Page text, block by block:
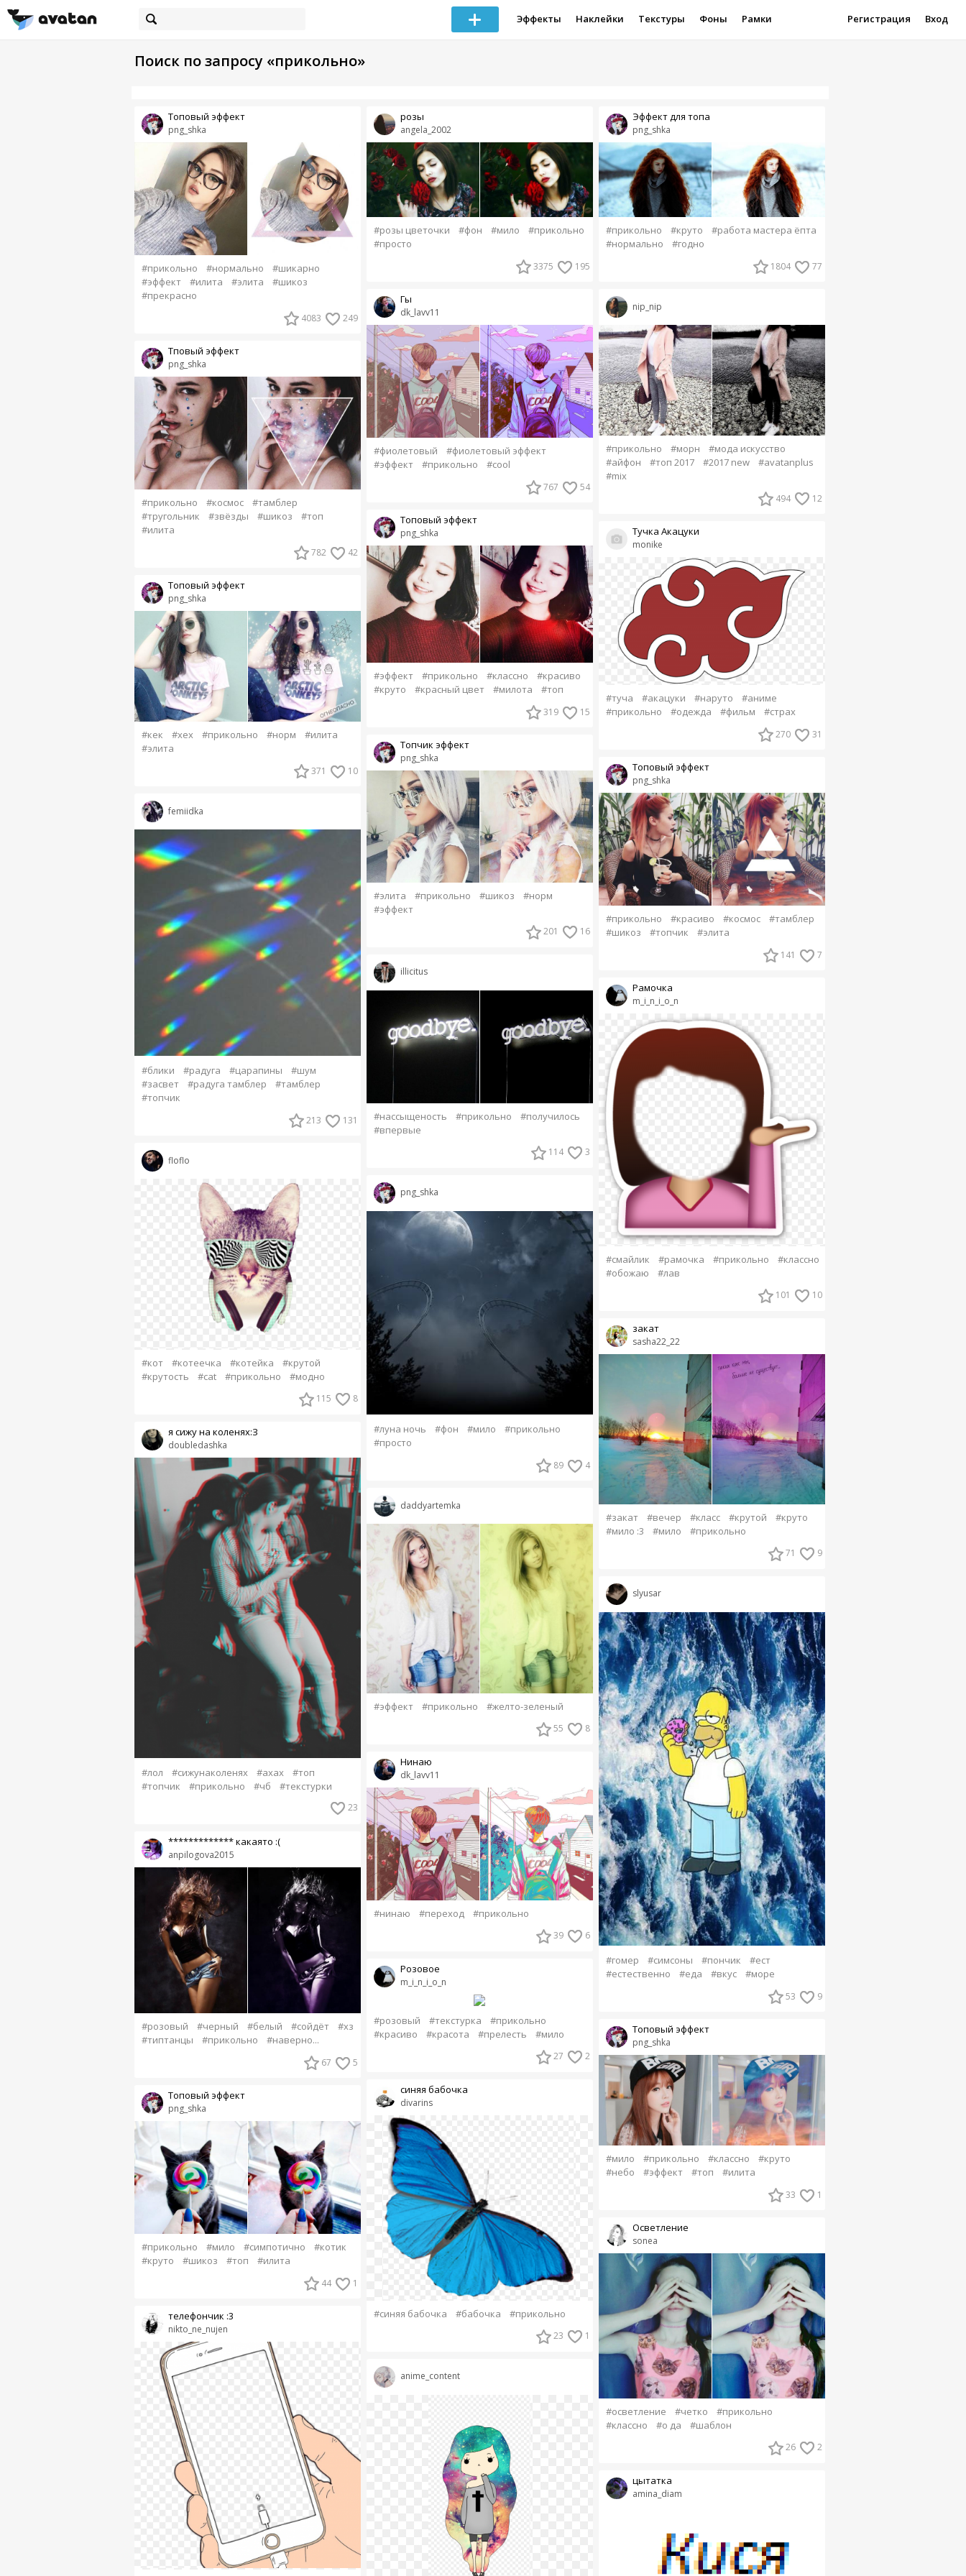
Эффекты Наклейки Текстуры Фоны Рамки Регистрация Вход
Поиск по запросу «прикольно»
png_shka
Топовый эффект
#прикольно #нормально
#шикарно
#эффект
#илита #элита
#шикоз
#прекрасно
4083 249
png_shka
Тповый эффект
#прикольно #космос
#тамблер
#тругольник
#звёзды #шикоз
#топ
#илита
782 42
png_shka
Топовый эффект
#кек #хех #прикольно #норм
#илита
#элита
371 10
femiidka
#блики #радуга #царапины
#шум
#засвет
#радуга тамблер
#тамблер
#топчик
213 131
floflo
#кот #котеечка #котейка
#крутой
#крутость
#cat #прикольно #модно
115 8
doubledashka
я сижу на коленях:З
#лол #сижунаколенях #ахах
#топ
#топчик
#прикольно #чб #текстурки
23
anpilogova2015
************* какаято :(
#розовый #черный #белый #сойдёт
#хз
#типтанцы
#прикольно #наверно...
67 5
png_shka
Топовый эффект
#прикольно #мило #симпотично
#котик
#круто
#шикоз #топ #илита
44 1
nikto_ne_nujen
телефончик :3
angela_2002
розы
#розы цветочки #фон #мило
#прикольно
#просто
3375 195
dk_lavv11
Гы
#фиолетовый
#фиолетовый эффект
#эффект
#прикольно #cool
767 54
png_shka
Топовый эффект
#эффект #прикольно #классно
#красиво
#круто
#красный цвет #милота #топ
319 15
png_shka
Топчик эффект
#элита #прикольно #шикоз
#норм
#эффект
201 16
illicitus
#нассыщеность #прикольно
#получилось
#впервые
114 3
png_shka
#луна ночь #фон #мило
#прикольно
#просто
89 4
daddyartemka
#эффект #прикольно #желто-зеленый
55 8
dk_lavv11
Нинаю
#нинаю #переход #прикольно
39 6
m_i_n_i_o_n
Розовое
#розовый #текстурка
#прикольно
#красиво
#красота #прелесть #мило
27 2
divarins
синяя бабочка
#синяя бабочка #бабочка #прикольно
23 1
anime_content
png_shka
Эффект для топа
#прикольно #круто
#работа мастера ёпта
#нормально
#годно
1804 77
nip_nip
#прикольно #морн
#мода искусство
#айфон
#топ 2017 #2017 new
#avatanplus
#mix
494 12
monike
Тучка Акацуки
#туча #акацуки #наруто
#аниме
#прикольно
#одежда #фильм #страх
270 31
png_shka
Топовый эффект
#прикольно #красиво #космос
#тамблер
#шикоз
#топчик #элита
141 7
m_i_n_i_o_n
Рамочка
#смайлик #рамочка #прикольно
#классно
#обожаю
#лав
101 10
sasha22_22
закат
#закат #вечер #класс #крутой
#круто
#мило :3
#мило #прикольно
71 9
slyusar
#гомер #симсоны #пончик
#ест
#естественно
#еда #вкус #море
53 9
png_shka
Топовый эффект
#мило #прикольно #классно
#круто
#небо
#эффект #топ #илита
33 1
sonea
Осветление
#осветление #четко
#прикольно
#классно
#о да #шаблон
26 2
amina_diam
цытатка